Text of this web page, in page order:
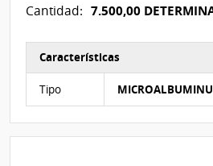
Cantidad: 7.500,00
Características
Tipo